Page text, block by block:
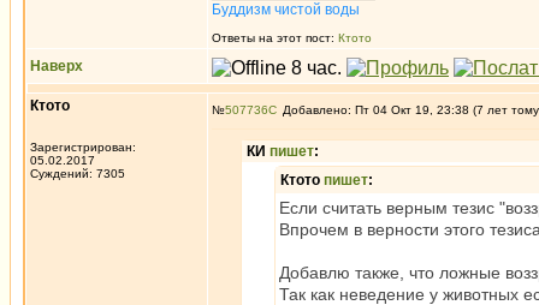
Буддизм чистой воды
Ответы на этот пост: Ктото
Наверх
Ктото
Зарегистрирован:
05.02.2017
Суждений: 7305
№507736 Добавлено: Пт 04 Окт 19, 23:38 (7 лет
КИ пишет:
Ктото пишет:
Если считать верным тезис
Впрочем в верности этого
Добавлю также, что ложные
Так как неведение у животных